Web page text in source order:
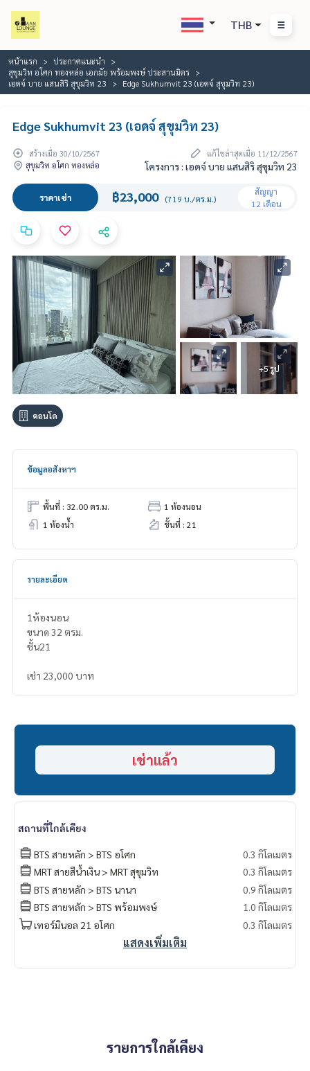
THB
หน้าแรก
ประกาศแนะนำ
สุขุมวิท อโศก ทองหล่อ เอกมัย พร้อมพงษ์ ประสานมิตร
เอดจ์ บาย แสนสิริ สุขุมวิท 23
Edge Sukhumvit 23 (เอดจ์ สุขุมวิท 23)
Edge Sukhumvit 23 (เอดจ์ สุขุมวิท 23)
สร้างเมื่อ 30/10/2567
แก้ไขล่าสุดเมื่อ 11/12/2567
สุขุมวิท อโศก ทองหล่อ
โครงการ : เอดจ์ บาย แสนสิริ สุขุมวิท 23
ราคาเช่า ฿23,000 (719 บ./ตร.ม.)
สัญญา
12 เดือน
+5 รูป
คอนโด
ข้อมูลอสังหาฯ
พื้นที่ : 32.00 ตร.ม.
1 ห้องนอน
1 ห้องน้ำ
ชั้นที่ : 21
รายละเอียด
1ห้องนอน
ขนาด 32 ตรม.
ชั้น21
เช่า 23,000 บาท
เช่าแล้ว
สถานที่ใกล้เคียง
BTS สายหลัก > BTS อโศก
0.3 กิโลเมตร
MRT สายสีน้ำเงิน > MRT สุขุมวิท
0.3 กิโลเมตร
BTS สายหลัก > BTS นานา
0.9 กิโลเมตร
BTS สายหลัก > BTS พร้อมพงษ์
1.0 กิโลเมตร
เทอร์มินอล 21 อโศก
0.3 กิโลเมตร
แสดงเพิ่มเติม
รายการใกล้เคียง